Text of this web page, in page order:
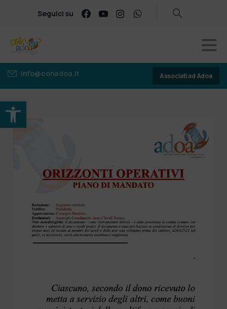
Apri la barra degli strumenti
Seguici su
info@conadoa.it Associati ad Adoa